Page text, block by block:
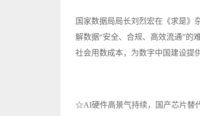
国家数据局局长刘烈宏在《求是》
解数据“安全、合规、高效流通”的
社会用数成本，为数字中国建设提
☆AI硬件高景气持续，国产芯片替